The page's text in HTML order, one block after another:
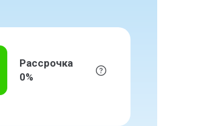
Рассрочка
0%